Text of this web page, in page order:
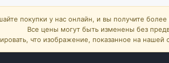
покупки у нас онлайн, и вы получите
Все цены могут быть изменены без
что изображение, показанное на нашей